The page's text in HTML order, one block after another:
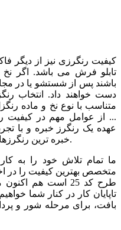
کیفیت رنگرزی نیز از دیگر
تابلو فرش می باشد. اگر
باشند پس از شستشو یا در
دست خواهند داد. انتخاب
متناسب با نوع نخ و ماده
... از عوامل مهم در کیفیت
خبره ترین رنگرزها و با کیفیت عالی رنگرزی شده است.
ما تمام تلاش خود را به کار
متخصص بهترین کیفیت را در
طرح کد 25 است هم
تاپایان کار در کنار شما
بافت، برای مرحله شور و